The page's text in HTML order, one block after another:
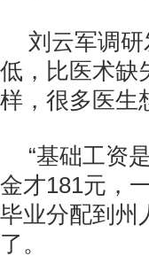
刘云军调
低，比医术缺
样，很多医生
“基础工资
金才181元，
毕业分配到州
了。